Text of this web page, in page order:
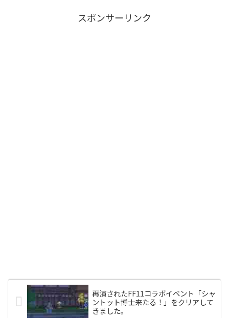
スポンサーリンク
再演されたFF11コラボイベント「シャ
ントット博士来たる！」をクリアして
きました。